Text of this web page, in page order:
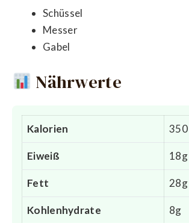
Schüssel
Messer
Gabel
Nährwerte
Kalorien 350
Eiweiß 18g
Fett 28g
Kohlenhydrate 8g